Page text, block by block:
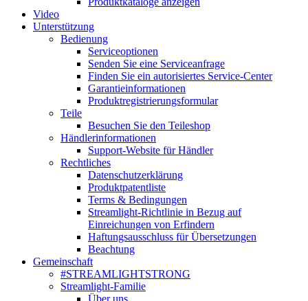
Video
Unterstützung
Bedienung
Serviceoptionen
Senden Sie eine Serviceanfrage
Finden Sie ein autorisiertes Service-Center
Garantieinformationen
Produktregistrierungsformular
Teile
Besuchen Sie den Teileshop
Händlerinformationen
Support-Website für Händler
Rechtliches
Datenschutzerklärung
Produktpatentliste
Terms & Bedingungen
Streamlight-Richtlinie in Bezug auf
Einreichungen von Erfindern
Haftungsausschluss für Übersetzungen
Beachtung
Gemeinschaft
#STREAMLIGHTSTRONG
Streamlight-Familie